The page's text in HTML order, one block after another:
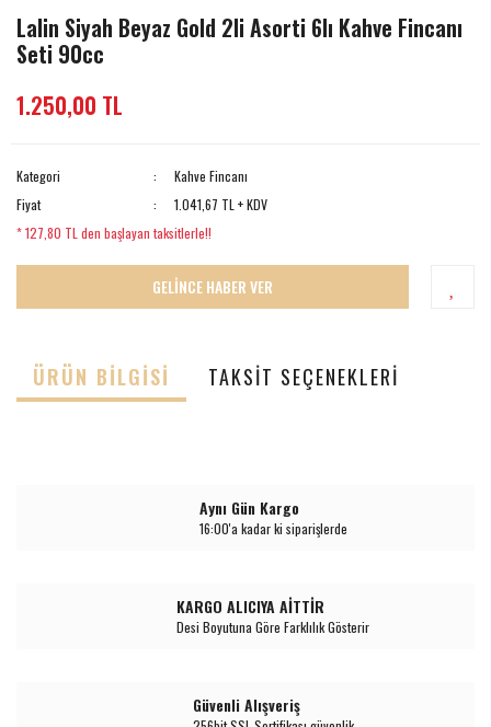
Lalin Siyah Beyaz Gold 2li Asorti 6lı Kahve Fincanı
Seti 90cc
1.250,00 TL
Kategori
Kahve Fincanı
Fiyat
1.041,67 TL + KDV
* 127,80 TL den başlayan taksitlerle!!
GELİNCE HABER VER
ÜRÜN BILGISI TAKSIT SEÇENEKLERI
Aynı Gün Kargo
16:00'a kadar ki siparişlerde
KARGO ALICIYA AİTTİR
Desi Boyutuna Göre Farklılık Gösterir
Güvenli Alışveriş